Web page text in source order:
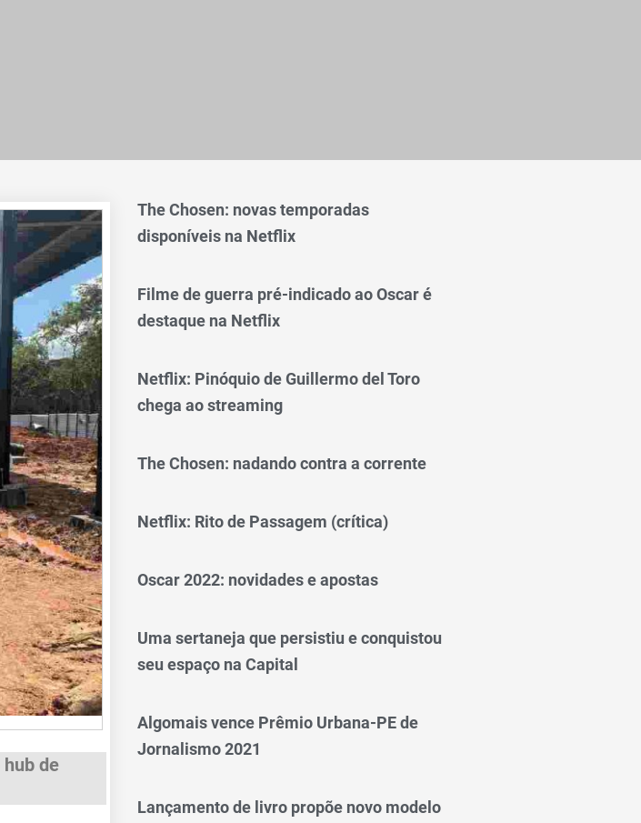
de
The Chosen: novas temporadas
disponíveis na Netflix
Filme de guerra pré-indicado ao Oscar é
destaque na Netflix
Netflix: Pinóquio de Guillermo del Toro
chega ao streaming
The Chosen: nadando contra a corrente
Netflix: Rito de Passagem (crítica)
Oscar 2022: novidades e apostas
Uma sertaneja que persistiu e conquistou
seu espaço na Capital
Algomais vence Prêmio Urbana-PE de
Jornalismo 2021
Lançamento de livro propõe novo modelo